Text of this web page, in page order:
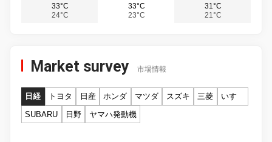
33°C
24°C
33°C
23°C
31°C
21°C
Market survey 市場情報
日経 トヨタ 日産 ホンダ マツダ スズキ 三菱
いすゞ
SUBARU
日野 ヤマハ発動機